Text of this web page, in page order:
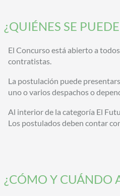
¿QUIÉNES SE
El Concurso está abierto a
contratistas.
La postulación puede
uno o varios despachos o
Al interior de la categoría El
Los postulados deben contar
¿CÓMO Y CUÁNDO